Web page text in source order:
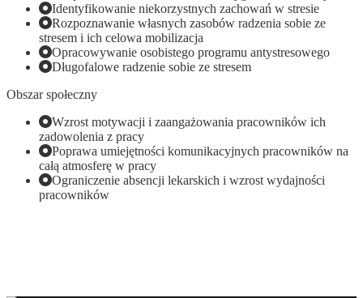
Identyfikowanie niekorzystnych zachowań w stresie
Rozpoznawanie własnych zasobów radzenia sobie ze
stresem i ich celowa mobilizacja
Opracowywanie osobistego programu antystresowego
Długofalowe radzenie sobie ze stresem
Obszar społeczny
Wzrost motywacji i zaangażowania pracowników ich
zadowolenia z pracy
Poprawa umiejętności komunikacyjnych pracowników na
całą atmosferę w pracy
Ograniczenie absencji lekarskich i wzrost wydajności
pracowników